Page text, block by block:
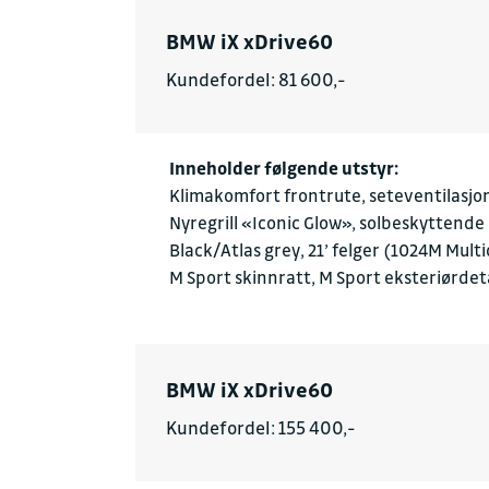
BMW iX xDrive60
Kundefordel: 81 600,-
Inneholder følgende utstyr:
Klimakomfort frontrute,
Nyregrill «Iconic Glow»,
Black/Atlas grey, 21’ felger (1024M
M Sport skinnratt, M Sport
BMW iX xDrive60
Kundefordel: 155 400,-